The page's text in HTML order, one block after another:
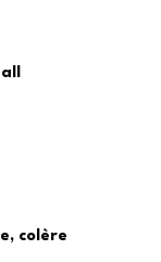
colère